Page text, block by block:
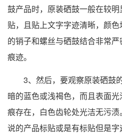
鼓产品时，原装硒鼓一般在较
贴，且贴上文字字迹清晰，颜
的销子和螺丝与硒鼓结合非常
痕迹。
3、然后，要观察原装硒鼓
暗的蓝色或浅褐色，而且表面
痕存在，白色齿轮处光洁无污
说的产品标贴或是有标贴但是